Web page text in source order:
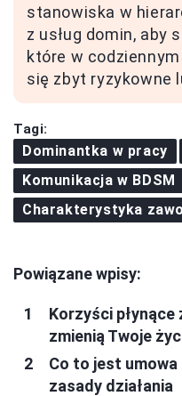
stanowiska w
z usług domin, aby
które w
się zbyt ryzykowne
Tagi:
Dominantka w pracy
Komunikacja w BDSM
Charakterystyka
Powiązane wpisy:
Korzyści
zmienią Twoje
Co to jest
zasady działania